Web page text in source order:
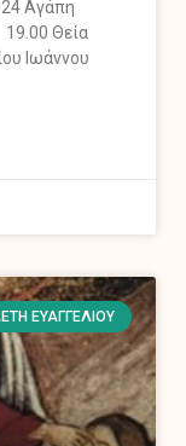
Αγάπη
Θεία
Ιωάννου
ΕΥΑΓΓΕΛΊΟΥ